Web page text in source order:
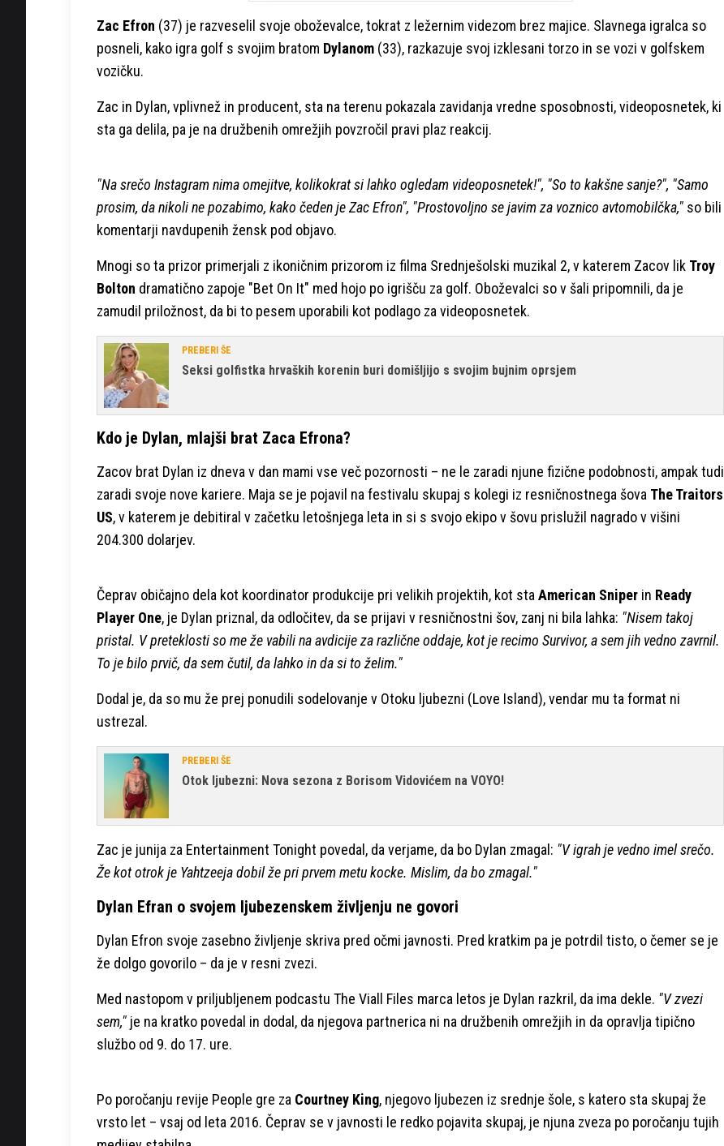
Zac Efron (37) je razveselil svoje oboževalce, tokrat z ležernim videzom brez majice. Slavnega igralca so
posneli, kako igra golf s svojim bratom Dylanom (33), razkazuje svoj izklesani torzo in se vozi v golfskem
vozičku.
Zac in Dylan, vplivnež in producent, sta na terenu pokazala zavidanja vredne sposobnosti, videoposnetek, ki
sta ga delila, pa je na družbenih omrežjih povzročil pravi plaz reakcij.
"Na srečo Instagram nima omejitve, kolikokrat si lahko ogledam videoposnetek!", "So to kakšne sanje?", "Samo
prosim, da nikoli ne pozabimo, kako čeden je Zac Efron", "Prostovoljno se javim za voznico avtomobilčka," so bili
komentarji navdupenih žensk pod objavo.
Mnogi so ta prizor primerjali z ikoničnim prizorom iz filma Srednješolski muzikal 2, v katerem Zacov lik Troy
Bolton dramatično zapoje "Bet On It" med hojo po igrišču za golf. Oboževalci so v šali pripomnili, da je
zamudil priložnost, da bi to pesem uporabili kot podlago za videoposnetek.
PREBERI ŠE
Seksi golfistka hrvaških korenin buri domišljijo s svojim bujnim oprsjem
Kdo je Dylan, mlajši brat Zaca Efrona?
Zacov brat Dylan iz dneva v dan mami vse več pozornosti – ne le zaradi njune fizične podobnosti, ampak tudi
zaradi svoje nove kariere. Maja se je pojavil na festivalu skupaj s kolegi iz resničnostnega šova The Traitors
US, v katerem je debitiral v začetku letošnjega leta in si s svojo ekipo v šovu prislužil nagrado v višini
204.300 dolarjev.
Čeprav običajno dela kot koordinator produkcije pri velikih projektih, kot sta American Sniper in Ready
Player One, je Dylan priznal, da odločitev, da se prijavi v resničnostni šov, zanj ni bila lahka: "Nisem takoj
pristal. V preteklosti so me že vabili na avdicije za različne oddaje, kot je recimo Survivor, a sem jih vedno zavrnil.
To je bilo prvič, da sem čutil, da lahko in da si to želim."
Dodal je, da so mu že prej ponudili sodelovanje v Otoku ljubezni (Love Island), vendar mu ta format ni
ustrezal.
PREBERI ŠE
Otok ljubezni: Nova sezona z Borisom Vidovićem na VOYO!
Zac je junija za Entertainment Tonight povedal, da verjame, da bo Dylan zmagal: "V igrah je vedno imel srečo.
Že kot otrok je Yahtzeeja dobil že pri prvem metu kocke. Mislim, da bo zmagal."
Dylan Efran o svojem ljubezenskem življenju ne govori
Dylan Efron svoje zasebno življenje skriva pred očmi javnosti. Pred kratkim pa je potrdil tisto, o čemer se je
že dolgo govorilo – da je v resni zvezi.
Med nastopom v priljubljenem podcastu The Viall Files marca letos je Dylan razkril, da ima dekle. "V zvezi
sem," je na kratko povedal in dodal, da njegova partnerica ni na družbenih omrežjih in da opravlja tipično
službo od 9. do 17. ure.
Po poročanju revije People gre za Courtney King, njegovo ljubezen iz srednje šole, s katero sta skupaj že
vrsto let – vsaj od leta 2016. Čeprav se v javnosti le redko pojavita skupaj, je njuna zveza po poročanju tujih